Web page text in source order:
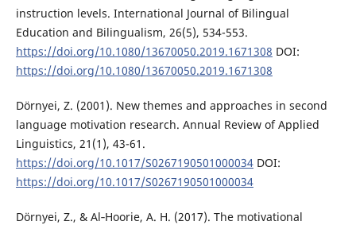
instruction levels. International Journal of Bilingual
Education and Bilingualism, 26(5), 534-553.
https://doi.org/10.1080/13670050.2019.1671308 DOI:
https://doi.org/10.1080/13670050.2019.1671308
Dörnyei, Z. (2001). New themes and approaches in second
language motivation research. Annual Review of Applied
Linguistics, 21(1), 43-61.
https://doi.org/10.1017/S0267190501000034DOI:
https://doi.org/10.1017/S0267190501000034
Dörnyei, Z., & Al‐Hoorie, A. H. (2017). The motivational